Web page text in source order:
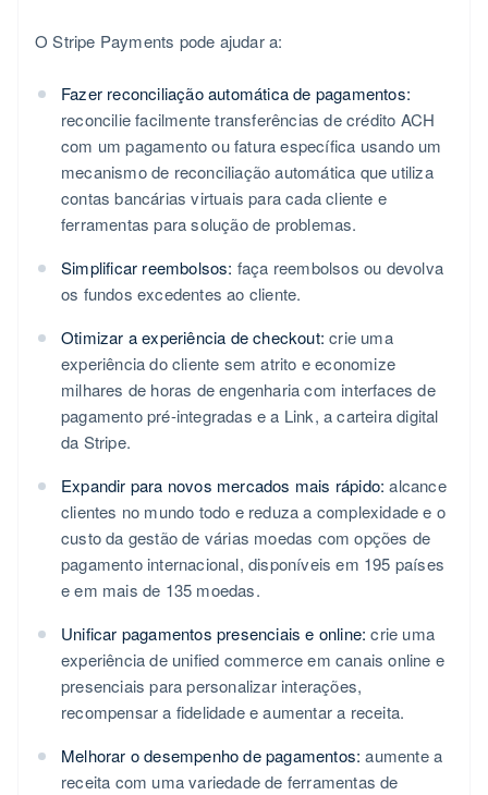
O Stripe Payments pode ajudar a:
Fazer reconciliação automática de pagamentos:
reconcilie facilmente transferências de crédito ACH
com um pagamento ou fatura específica usando um
mecanismo de reconciliação automática que utiliza
contas bancárias virtuais para cada cliente e
ferramentas para solução de problemas.
Simplificar reembolsos: faça reembolsos ou devolva
os fundos excedentes ao cliente.
Otimizar a experiência de checkout: crie uma
experiência do cliente sem atrito e economize
milhares de horas de engenharia com interfaces de
pagamento pré-integradas e a Link, a carteira digital
da Stripe.
Expandir para novos mercados mais rápido: alcance
clientes no mundo todo e reduza a complexidade e o
custo da gestão de várias moedas com opções de
pagamento internacional, disponíveis em 195 países
e em mais de 135 moedas.
Unificar pagamentos presenciais e online: crie uma
experiência de unified commerce em canais online e
presenciais para personalizar interações,
recompensar a fidelidade e aumentar a receita.
Melhorar o desempenho de pagamentos: aumente a
receita com uma variedade de ferramentas de